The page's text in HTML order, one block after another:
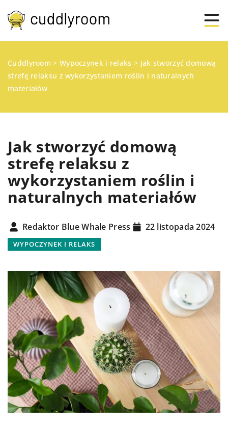
Cuddlyroom > Wypoczynek i relaks > Jak stworzyć domową
strefę relaksu z wykorzystaniem roślin i naturalnych
materiałów
Jak stworzyć domową
strefę relaksu z
wykorzystaniem roślin i
naturalnych materiałów
Redaktor Blue Whale Press 22 listopada 2024
WYPOCZYNEK I RELAKS